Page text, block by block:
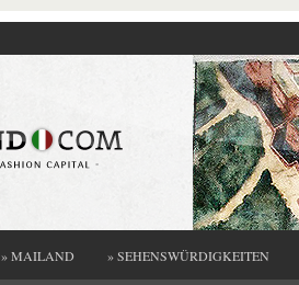
» MAILAND » SEHENSWÜRDIGKEITEN